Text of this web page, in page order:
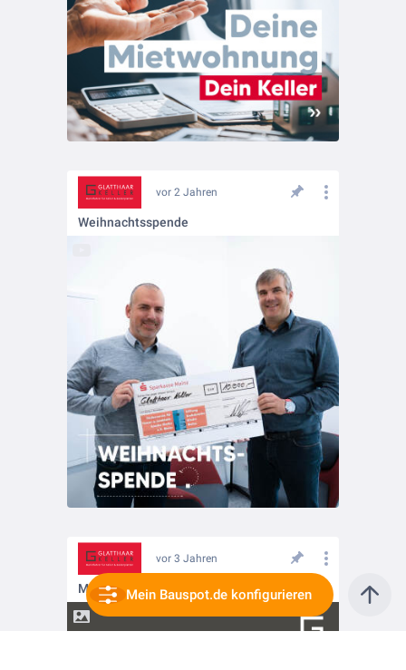
vor 2 Jahren
Weihnachtsspende
vor 3 Jahren
Motivation Monday
Mein Bauspot.de konfigurieren